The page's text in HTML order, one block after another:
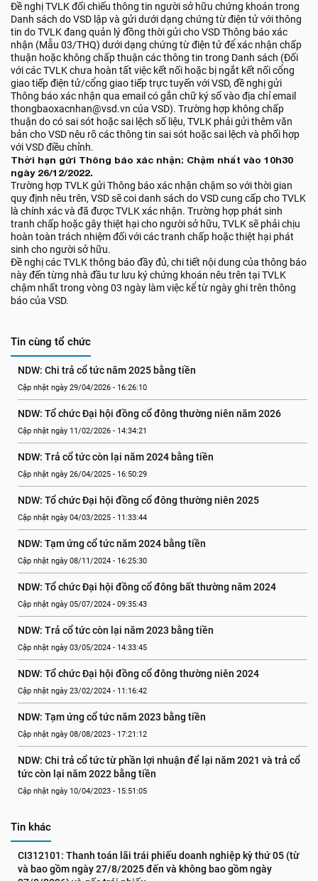
Đề nghị TVLK đối chiếu thông tin người sở hữu chứng khoán trong
Danh sách do VSD lập và gửi dưới dạng chứng từ điện tử với thông
tin do TVLK đang quản lý đồng thời gửi cho VSD Thông báo xác
nhận (Mẫu 03/THQ) dưới dạng chứng từ điện tử để xác nhận chấp
thuận hoặc không chấp thuận các thông tin trong Danh sách (Đối
với các TVLK chưa hoàn tất việc kết nối hoặc bị ngắt kết nối cổng
giao tiếp điện tử/cổng giao tiếp trực tuyến với VSD, đề nghị gửi
Thông báo xác nhận qua email có gắn chữ ký số vào địa chỉ email
thongbaoxacnhan@vsd.vn của VSD). Trường hợp không chấp
thuận do có sai sót hoặc sai lệch số liệu, TVLK phải gửi thêm văn
bản cho VSD nêu rõ các thông tin sai sót hoặc sai lệch và phối hợp
với VSD điều chỉnh.
Thời hạn gửi Thông báo xác nhận: Chậm nhất vào 10h30
ngày 26/12/2022.
Trường hợp TVLK gửi Thông báo xác nhận chậm so với thời gian
quy định nêu trên, VSD sẽ coi danh sách do VSD cung cấp cho TVLK
là chính xác và đã được TVLK xác nhận. Trường hợp phát sinh
tranh chấp hoặc gây thiệt hại cho người sở hữu, TVLK sẽ phải chịu
hoàn toàn trách nhiệm đối với các tranh chấp hoặc thiệt hại phát
sinh cho người sở hữu.
Đề nghị các TVLK thông báo đầy đủ, chi tiết nội dung của thông báo
này đến từng nhà đầu tư lưu ký chứng khoán nêu trên tại TVLK
chậm nhất trong vòng 03 ngày làm việc kể từ ngày ghi trên thông
báo của VSD.
Tin cùng tổ chức
NDW: Chi trả cổ tức năm 2025 bằng tiền
Cập nhật ngày 29/04/2026 - 16:26:10
NDW: Tổ chức Đại hội đồng cổ đông thường niên năm 2026
Cập nhật ngày 11/02/2026 - 14:34:21
NDW: Trả cổ tức còn lại năm 2024 bằng tiền
Cập nhật ngày 26/04/2025 - 16:50:29
NDW: Tổ chức Đại hội đồng cổ đông thường niên 2025
Cập nhật ngày 04/03/2025 - 11:33:44
NDW: Tạm ứng cổ tức năm 2024 bằng tiền
Cập nhật ngày 08/11/2024 - 16:25:30
NDW: Tổ chức Đại hội đồng cổ đông bất thường năm 2024
Cập nhật ngày 05/07/2024 - 09:35:43
NDW: Trả cổ tức còn lại năm 2023 bằng tiền
Cập nhật ngày 03/05/2024 - 14:33:45
NDW: Tổ chức Đại hội đồng cổ đông thường niên 2024
Cập nhật ngày 23/02/2024 - 11:16:42
NDW: Tạm ứng cổ tức năm 2023 bằng tiền
Cập nhật ngày 08/08/2023 - 17:21:12
NDW: Chi trả cổ tức từ phần lợi nhuận để lại năm 2021 và trả cổ
tức còn lại năm 2022 bằng tiền
Cập nhật ngày 10/04/2023 - 15:51:05
Tin khác
CI312101: Thanh toán lãi trái phiếu doanh nghiệp kỳ thứ 05 (từ
và bao gồm ngày 27/8/2025 đến và không bao gồm ngày